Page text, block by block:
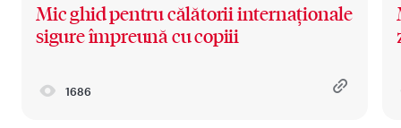
Mic ghid pentru călătorii internaționale
sigure împreună cu copiii
1686